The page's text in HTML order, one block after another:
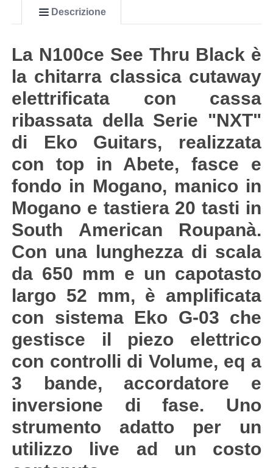
Descrizione
La N100ce See Thru Black è
la chitarra classica cutaway
elettrificata con cassa
ribassata della Serie "NXT"
di Eko Guitars, realizzata
con top in Abete, fasce e
fondo in Mogano, manico in
Mogano e tastiera 20 tasti in
South American Roupanà.
Con una lunghezza di scala
da 650 mm e un capotasto
largo 52 mm, è amplificata
con sistema Eko G-03 che
gestisce il piezo elettrico
con controlli di Volume, eq a
3 bande, accordatore e
inversione di fase. Uno
strumento adatto per un
utilizzo live ad un costo